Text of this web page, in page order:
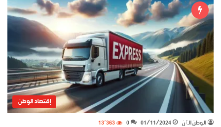
إقتصاد الوطن
الوطن الٱن 01/11/2024
0 13٬363